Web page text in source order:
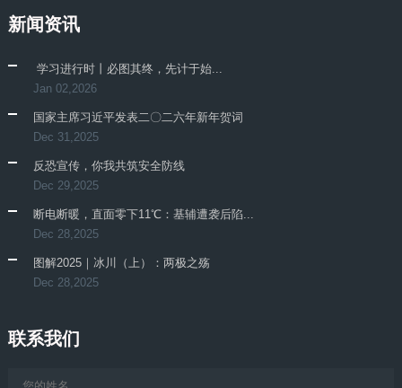
新闻资讯
​ 学习进行时丨必图其终，先计于始...
Jan 02,2026
国家主席习近平发表二〇二六年新年贺词
Dec 31,2025
反恐宣传，你我共筑安全防线
Dec 29,2025
断电断暖，直面零下11℃：基辅遭袭后陷...
Dec 28,2025
图解2025｜冰川（上）：两极之殇
Dec 28,2025
联系我们